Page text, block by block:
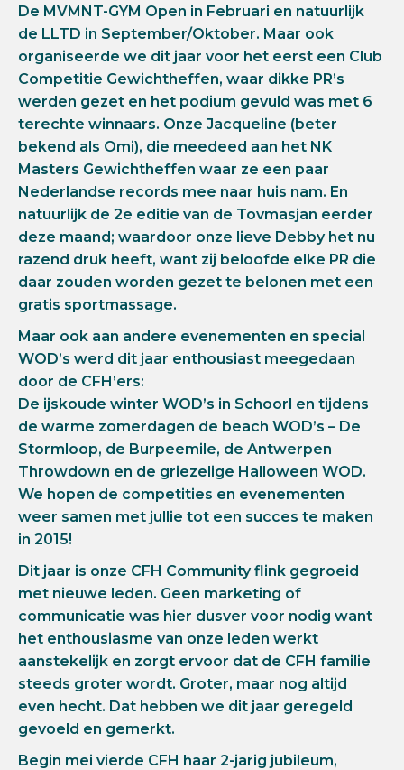
De MVMNT-GYM Open in Februari en natuurlijk
de LLTD in September/Oktober. Maar ook
organiseerde we dit jaar voor het eerst een Club
Competitie Gewichtheffen, waar dikke PR’s
werden gezet en het podium gevuld was met 6
terechte winnaars. Onze Jacqueline (beter
bekend als Omi), die meedeed aan het NK
Masters Gewichtheffen waar ze een paar
Nederlandse records mee naar huis nam. En
natuurlijk de 2e editie van de Tovmasjan eerder
deze maand; waardoor onze lieve Debby het nu
razend druk heeft, want zij beloofde elke PR die
daar zouden worden gezet te belonen met een
gratis sportmassage.
Maar ook aan andere evenementen en special
WOD’s werd dit jaar enthousiast meegedaan
door de CFH’ers:
De ijskoude winter WOD’s in Schoorl en tijdens
de warme zomerdagen de beach WOD’s – De
Stormloop, de Burpeemile, de Antwerpen
Throwdown en de griezelige Halloween WOD.
We hopen de competities en evenementen
weer samen met jullie tot een succes te maken
in 2015!
Dit jaar is onze CFH Community flink gegroeid
met nieuwe leden. Geen marketing of
communicatie was hier dusver voor nodig want
het enthousiasme van onze leden werkt
aanstekelijk en zorgt ervoor dat de CFH familie
steeds groter wordt. Groter, maar nog altijd
even hecht. Dat hebben we dit jaar geregeld
gevoeld en gemerkt.
Begin mei vierde CFH haar 2-jarig jubileum,